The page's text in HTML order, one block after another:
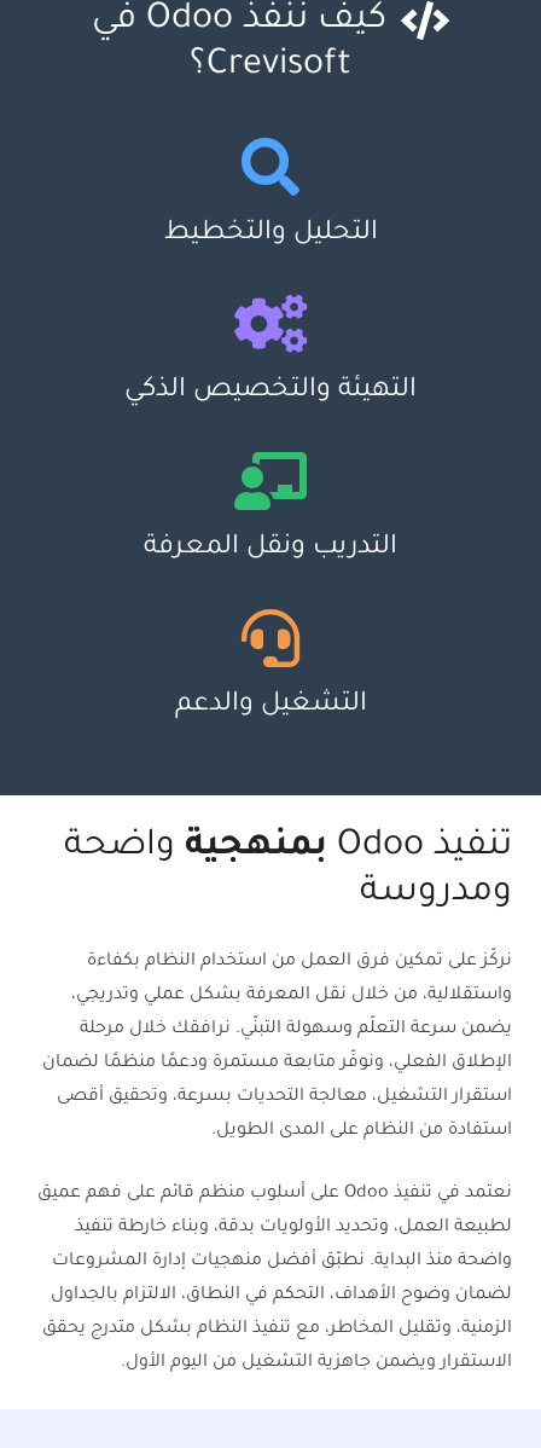
كيف ننفّذ Odoo في
Crevisoft؟
التحليل والتخطيط
التهيئة والتخصيص الذكي
التدريب ونقل المعرفة
التشغيل والدعم
تنفيذ Odoo بمنهجية واضحة
ومدروسة
نركّز على تمكين فرق العمل من استخدام النظام بكفاءة
واستقلالية، من خلال نقل المعرفة بشكل عملي وتدريجي،
يضمن سرعة التعلّم وسهولة التبنّي. نرافقك خلال مرحلة
الإطلاق الفعلي، ونوفّر متابعة مستمرة ودعمًا منظمًا لضمان
استقرار التشغيل، معالجة التحديات بسرعة، وتحقيق أقصى
استفادة من النظام على المدى الطويل.
نعتمد في تنفيذ Odoo على أسلوب منظم قائم على فهم عميق
لطبيعة العمل، وتحديد الأولويات بدقة، وبناء خارطة تنفيذ
واضحة منذ البداية. نطبّق أفضل منهجيات إدارة المشروعات
لضمان وضوح الأهداف، التحكم في النطاق، الالتزام بالجداول
الزمنية، وتقليل المخاطر، مع تنفيذ النظام بشكل متدرج يحقق
الاستقرار ويضمن جاهزية التشغيل من اليوم الأول.